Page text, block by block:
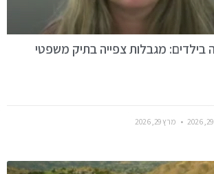
בילדים: מגבלות צפייה בתיק משפטי
מרץ 29, 2026